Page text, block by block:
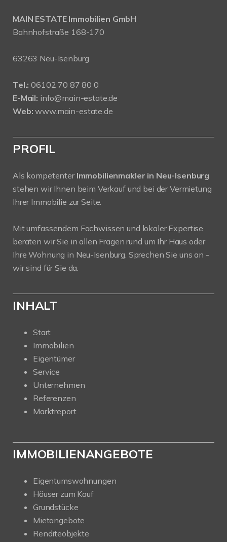
MAIN ESTATE Immobilien GmbH
Bahnhofstraße 168-170
63263 Neu-Isenburg
Tel.: 06102 70 87 80 0
E-Mail: info@main-estate.de
Web: www.main-estate.de
PROFIL
Als kompetenter Immobilienmakler in Neu-Isenburg
stehen wir Ihnen beim Verkauf und bei der Vermietung
Ihrer Immobilie zur Seite.
Mit umfassendem Fachwissen und lokaler Expertise
beraten wir Sie in allen Fragen rund um Ihr Haus oder
Ihre Wohnung in Neu-Isenburg. Sprechen Sie uns an -
wir sind für Sie da.
INHALT
Start
Immobilien
Eigentümer
Service
Unternehmen
Referenzen
Marktreport
IMMOBILIENANGEBOTE
Eigentumswohnungen
Häuser zum Kauf
Grundstücke
Mietangebote
Renditeobjekte